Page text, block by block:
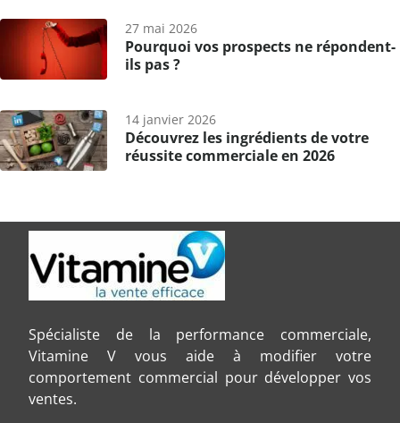
27 mai 2026
Pourquoi vos prospects ne répondent-
ils pas ?
14 janvier 2026
Découvrez les ingrédients de votre
réussite commerciale en 2026
Spécialiste de la performance commerciale,
Vitamine V vous aide à modifier votre
comportement commercial pour développer vos
ventes.